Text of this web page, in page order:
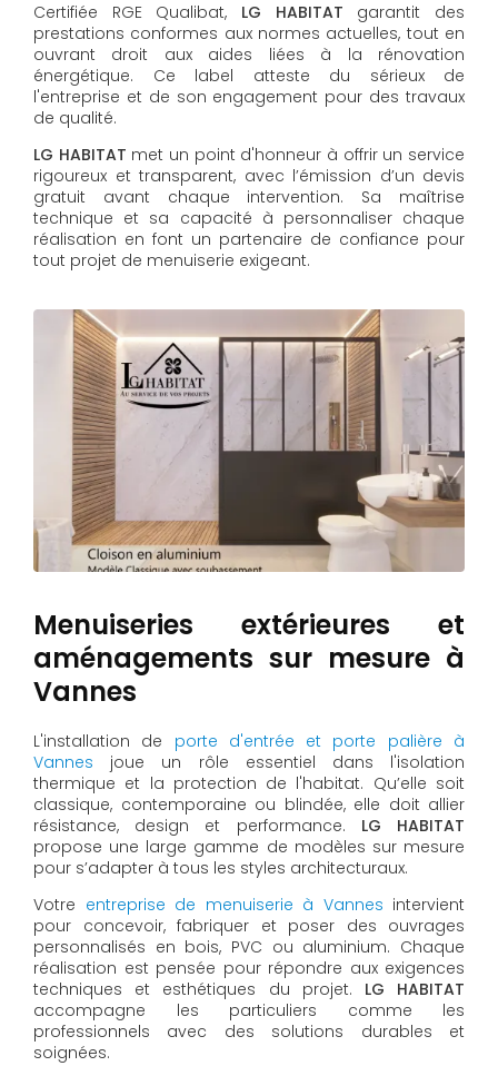
Certifiée RGE Qualibat, LG HABITAT garantit des
prestations conformes aux normes actuelles, tout en
ouvrant droit aux aides liées à la rénovation
énergétique. Ce label atteste du sérieux de
l'entreprise et de son engagement pour des travaux
de qualité.
LG HABITAT met un point d'honneur à offrir un service
rigoureux et transparent, avec l’émission d’un devis
gratuit avant chaque intervention. Sa maîtrise
technique et sa capacité à personnaliser chaque
réalisation en font un partenaire de confiance pour
tout projet de menuiserie exigeant.
Menuiseries extérieures et
aménagements sur mesure à
Vannes
L'installation de porte d'entrée et porte palière à
Vannes joue un rôle essentiel dans l'isolation
thermique et la protection de l'habitat. Qu’elle soit
classique, contemporaine ou blindée, elle doit allier
résistance, design et performance. LG HABITAT
propose une large gamme de modèles sur mesure
pour s’adapter à tous les styles architecturaux.
Votre entreprise de menuiserie à Vannes intervient
pour concevoir, fabriquer et poser des ouvrages
personnalisés en bois, PVC ou aluminium. Chaque
réalisation est pensée pour répondre aux exigences
techniques et esthétiques du projet. LG HABITAT
accompagne les particuliers comme les
professionnels avec des solutions durables et
soignées.